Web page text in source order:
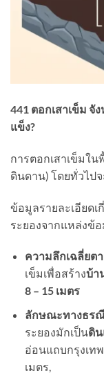
441 ตอกเสาเข็ม จั
แข็ง?
การตอกเสาเข็มใ
ดินดาน) โดยทั่วไป
ข้อมูลรายละเอียด
ระยองจากแหล่งข้
ความลึกเฉลี่ยต
เข็มเพื่อสร้างบ้า
8 – 15 เมตร
ลักษณะทางธร
ระยองมักเป็นดิ
อ่อนแถบกรุงเท
เมตร,